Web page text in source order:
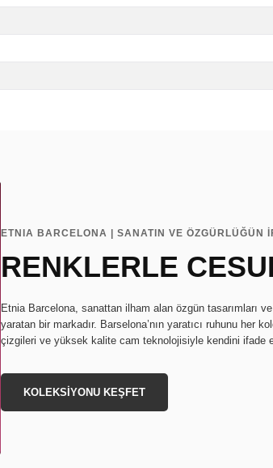
ETNIA BARCELONA | SANATIN VE ÖZGÜRLÜĞÜN
RENKLERLE
Etnia Barcelona, sanattan ilham alan özgün tasarımları
yaratan bir markadır. Barselona’nın yaratıcı ruhunu her
çizgileri ve yüksek kalite cam teknolojisiyle kendini ifade
KOLEKSİYONU KEŞFET